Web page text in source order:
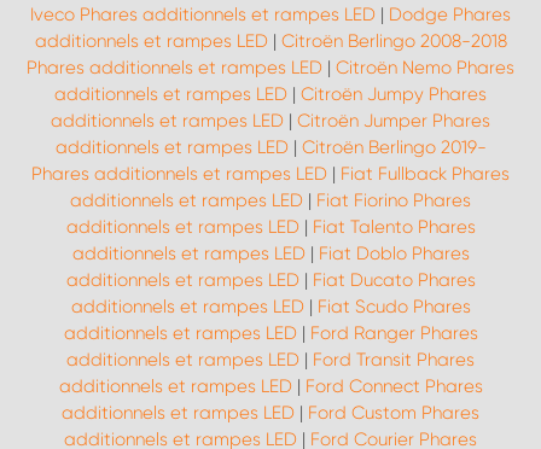
Iveco Phares additionnels et rampes LED | Dodge Phares
additionnels et rampes LED| Citroën Berlingo 2008-2018
Phares additionnels et rampes LED | Citroën Nemo Phares
additionnels et rampes LED | Citroën Jumpy Phares
additionnels et rampes LED | Citroën Jumper Phares
additionnels et rampes LED| Citroën Berlingo 2019-
Phares additionnels et rampes LED | Fiat Fullback Phares
additionnels et rampes LED | Fiat Fiorino Phares
additionnels et rampes LED| Fiat Talento Phares
additionnels et rampes LED| Fiat Doblo Phares
additionnels et rampes LED| Fiat Ducato Phares
additionnels et rampes LED| Fiat Scudo Phares
additionnels et rampes LED| Ford Ranger Phares
additionnels et rampes LED | Ford Transit Phares
additionnels et rampes LED| Ford Connect Phares
additionnels et rampes LED | Ford Custom Phares
additionnels et rampes LED | Ford Courier Phares